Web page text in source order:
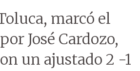
marcó el
José Cardozo,
un ajustado 2 -1